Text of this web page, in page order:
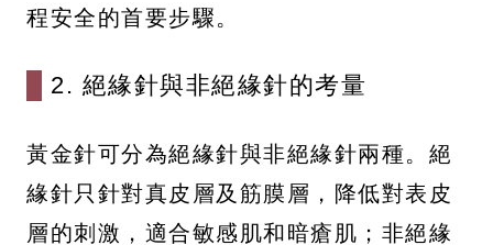
程安全的首要步驟。
2. 絕緣針與非絕緣針的考量
黃金針可分為絕緣針與非絕緣針兩種。絕
緣針只針對真皮層及筋膜層，降低對表皮
層的刺激，適合敏感肌和暗瘡肌；非絕緣